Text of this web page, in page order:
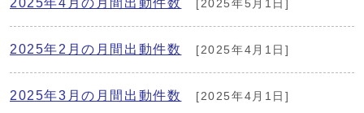
2025年4月の月間出動件数 [2025年5月1日]
2025年2月の月間出動件数 [2025年4月1日]
2025年3月の月間出動件数 [2025年4月1日]